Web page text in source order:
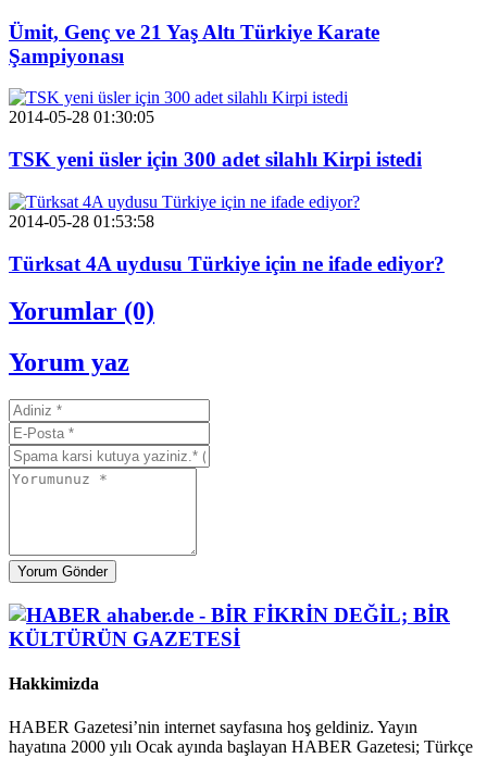
Ümit, Genç ve 21 Yaş Altı Türkiye Karate
Şampiyonası
2014-05-28 01:30:05
TSK yeni üsler için 300 adet silahlı Kirpi istedi
2014-05-28 01:53:58
Türksat 4A uydusu Türkiye için ne ifade ediyor?
Yorumlar (0)
Yorum yaz
Yorum Gönder
Hakkimizda
HABER Gazetesi’nin internet sayfasına hoş geldiniz. Yayın
hayatına 2000 yılı Ocak ayında başlayan HABER Gazetesi; Türkçe